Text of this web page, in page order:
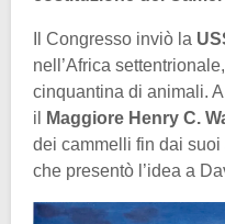
Il Congresso inviò la
nell’Africa
cinquantina di animali.
il
Maggiore Henry C.
dei cammelli fin dai suoi
che presentò l’idea a